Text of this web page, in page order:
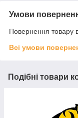
Умови
Повернення товару
Всі умови
Подібні товари